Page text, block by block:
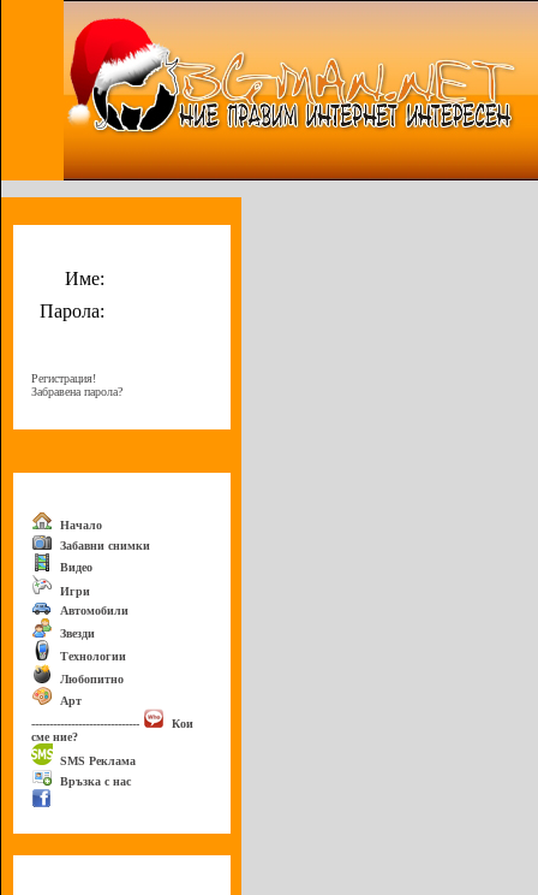
Име:
Парола:
Регистрация!
Забравена парола?
Начало
Забавни снимки
Видео
Игри
Автомобили
Звезди
Технологии
Любопитно
Арт
------------------------------
Кои
сме ние?
SMS Реклама
Връзка с нас